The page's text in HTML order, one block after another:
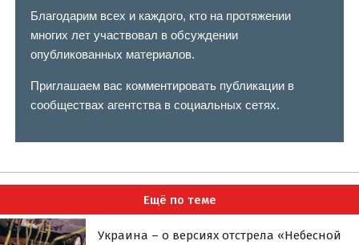
Благодарим всех и каждого, кто на протяжении
многих лет участвовал в обсуждении
опубликованных материалов.
Приглашаем вас комментировать публикации в
сообществах агентства в социальных сетях.
Ещё по теме
Украина – о версиях отстрела «Небесной